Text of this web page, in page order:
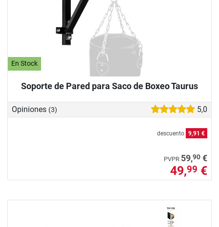
En Stock
Soporte de Pared para Saco de Boxeo Taurus
Opiniones (3) 5,0
descuento 9,91 €
PVPR 59,90 €
49,99 €